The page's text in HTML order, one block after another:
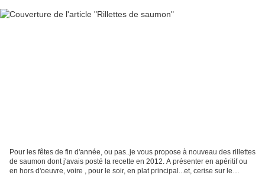
Pour les fêtes de fin d'année, ou pas..je vous propose à nouveau des rillettes
de saumon dont j'avais posté la recette en 2012. A présenter en apéritif ou
en hors d'oeuvre, voire , pour le soir, en plat principal...et, cerise sur le